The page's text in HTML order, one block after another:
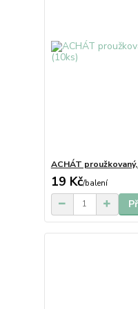
ACHÁT
19 Kč/balení